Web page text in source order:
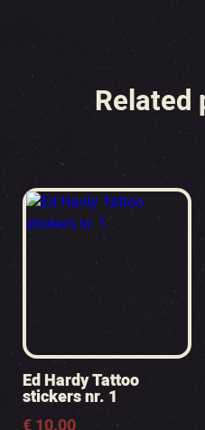
Related
Ed Hardy Tattoo
stickers nr. 1